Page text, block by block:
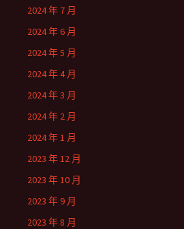
2024 年 7 月
2024 年 6 月
2024 年 5 月
2024 年 4 月
2024 年 3 月
2024 年 2 月
2024 年 1 月
2023 年 12 月
2023 年 10 月
2023 年 9 月
2023 年 8 月